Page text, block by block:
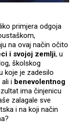
primjera odgoja
na ovaj način očito
i svojoj zemlji, u
školskog
koje je zadesilo
i benevolentnog
ima činjenicu
zalagale sve
i na koji način